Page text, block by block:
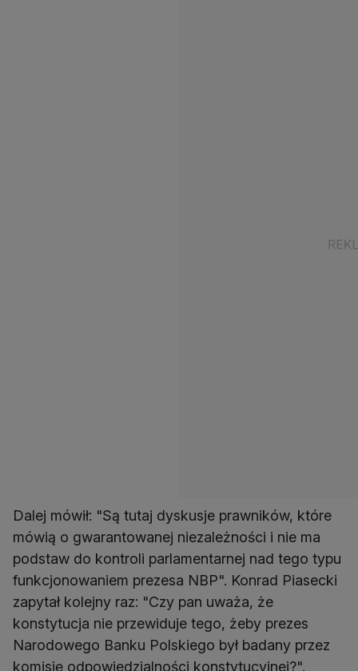
Dalej mówił: "Są tutaj dyskusje prawników, które
mówią o gwarantowanej niezależności i nie ma
podstaw do kontroli parlamentarnej nad tego typu
funkcjonowaniem prezesa NBP". Konrad Piasecki
zapytał kolejny raz: "Czy pan uważa, że
konstytucja nie przewiduje tego, żeby prezes
Narodowego Banku Polskiego był badany przez
komisję odpowiedzialności konstytucyjnej?".